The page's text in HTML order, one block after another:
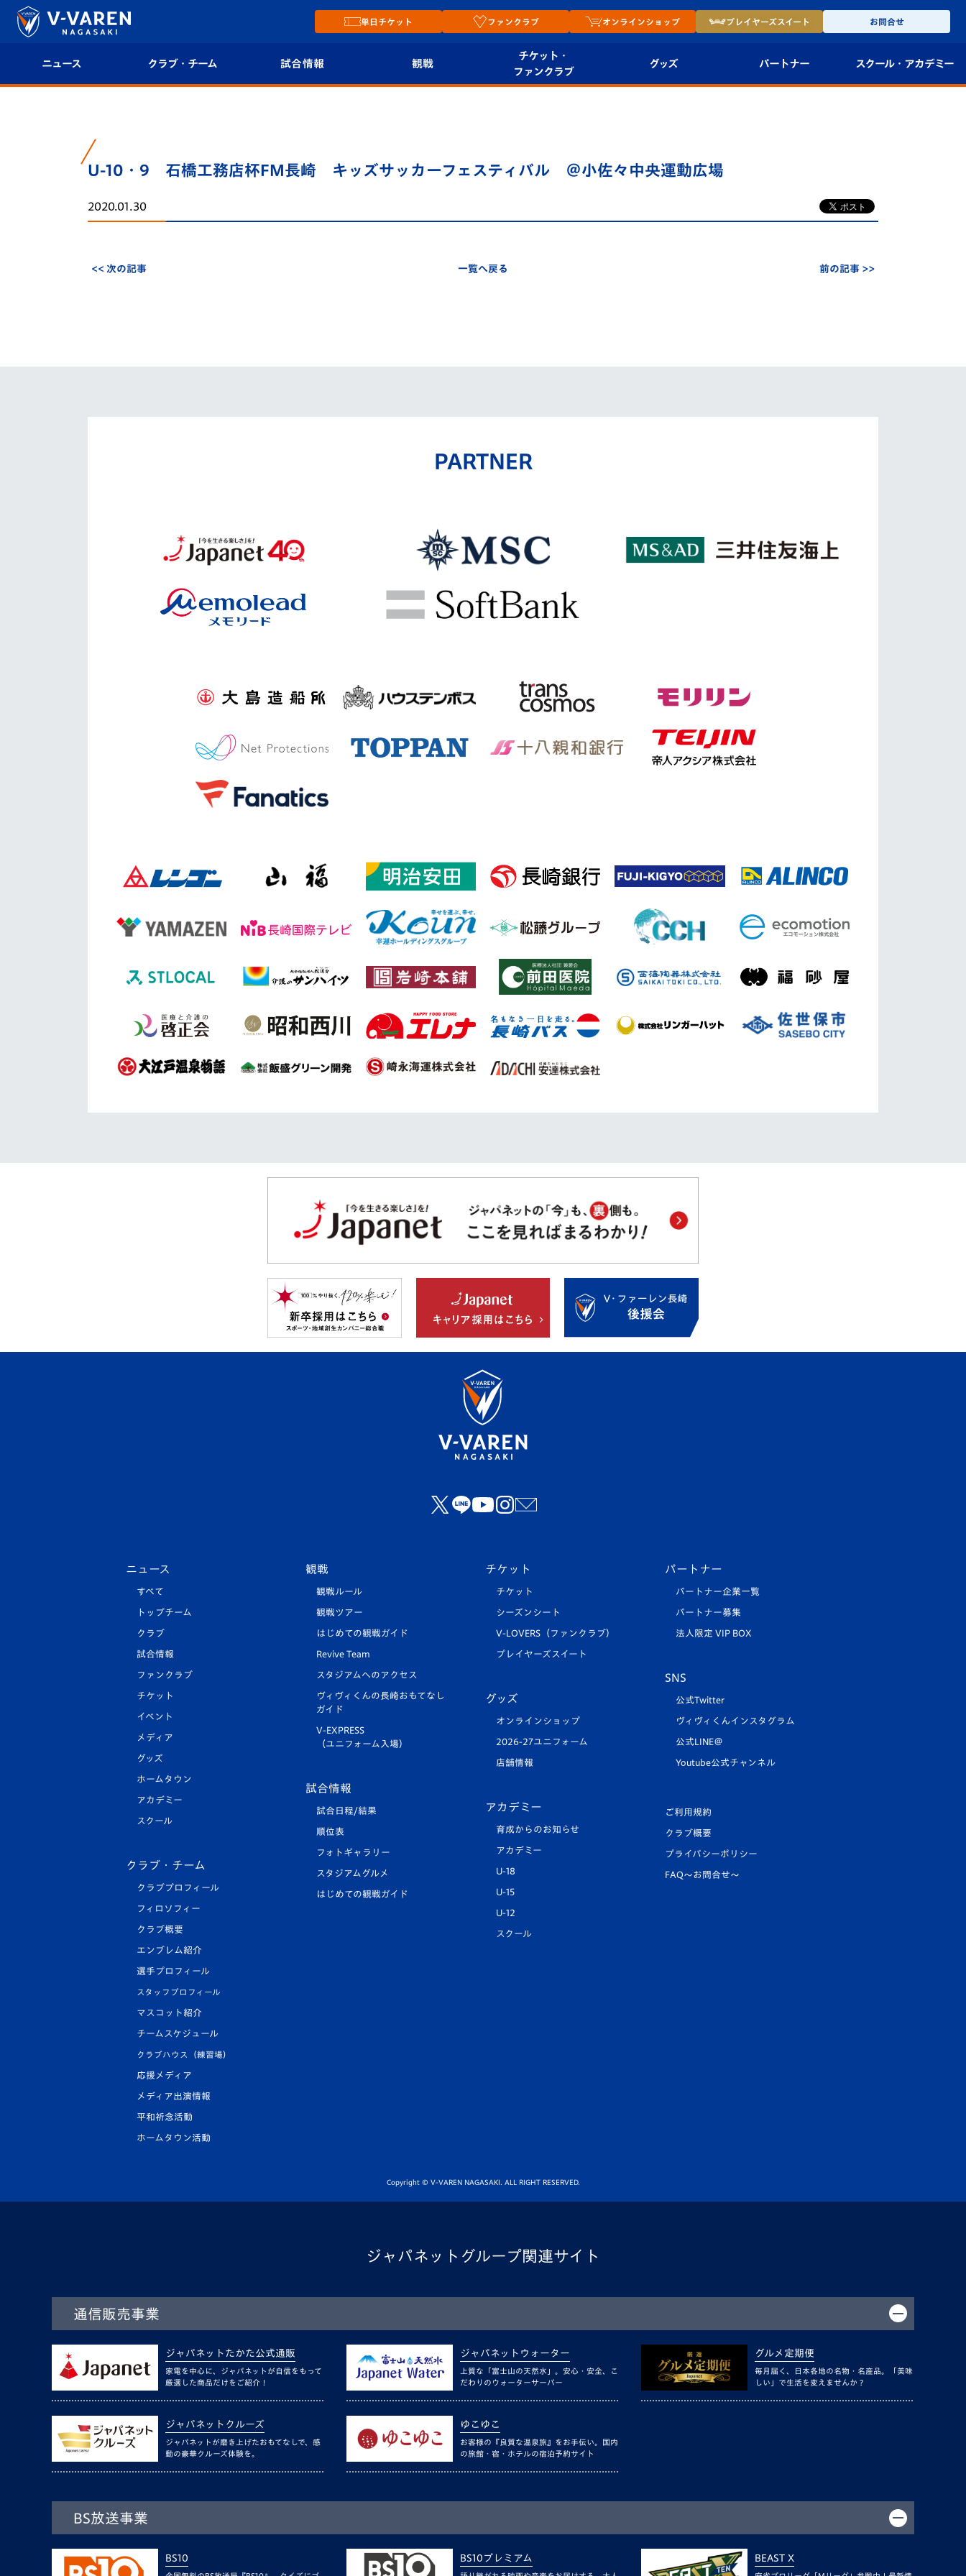
単日チケット ファンクラブ オンラインショップ プレイヤーズスイート お問合せ
ニュース クラブ・チーム
クラブ概要
エンブレム紹介
試合情報
順位表
観戦
チケット・
ファンクラブ
プレイヤーズスイート
グッズ パートナー スクール・ アカデミー
U-12
U-10・9 石橋工務店杯FM長崎 キッズサッカーフェスティバル ＠小佐々中央運動広場
2020.01.30
<< 次の記事 一覧へ戻る 前の記事 >>
PARTNER
ニュース
すべて
トップチーム
クラブ
試合情報
ファンクラブ
チケット
イベント
メディア
グッズ
ホームタウン
アカデミー
スクール
クラブ・チーム
クラブプロフィール
フィロソフィー
クラブ概要
エンブレム紹介
選手プロフィール
スタッフプロフィール
マスコット紹介
チームスケジュール
クラブハウス（練習場）
応援メディア
メディア出演情報
平和祈念活動
ホームタウン活動
観戦
観戦ルール
観戦ツアー
はじめての観戦ガイド
Revive Team
スタジアムへのアクセス
ヴィヴィくんの長崎おもてなし
ガイド
V-EXPRESS
（ユニフォーム入場）
試合情報
試合日程/結果
順位表
フォトギャラリー
スタジアムグルメ
はじめての観戦ガイド
チケット
チケット
シーズンシート
V-LOVERS（ファンクラブ）
プレイヤーズスイート
グッズ
オンラインショップ
2026-27ユニフォーム
店舗情報
アカデミー
育成からのお知らせ
アカデミー
U-18
U-15
U-12
スクール
パートナー
パートナー企業一覧
パートナー募集
法人限定 VIP BOX
SNS
公式Twitter
ヴィヴィくんインスタグラム
公式LINE＠
Youtube公式チャンネル
ご利用規約
クラブ概要
プライバシーポリシー
FAQ〜お問合せ〜
Copyright © V-VAREN NAGASAKI. ALL RIGHT RESERVED.
ジャパネットグループ関連サイト
通信販売事業
ジャパネットたかた公式通販
家電を中心に、ジャパネットが自信をもって
厳選した商品だけをご紹介！
ジャパネットウォーター
上質な「富士山の天然水」。安心・安全、こ
だわりのウォーターサーバー
グルメ定期便
毎月届く、日本各地の名物・名産品。「美味
しい」で生活を変えませんか？
ジャパネットクルーズ
ジャパネットが磨き上げたおもてなしで、感
動の豪華クルーズ体験を。
ゆこゆこ
お客様の『良質な温泉旅』をお手伝い。国内
の旅館・宿・ホテルの宿泊予約サイト
BS放送事業
BS10 BS10プレミアム BEAST X